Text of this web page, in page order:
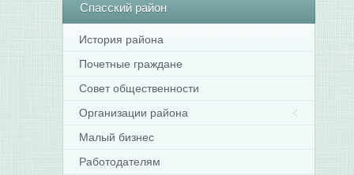
Спасскийрайон
История района
Почетные граждане
Совет общественности
Организации района
Малый бизнес
Работодателям